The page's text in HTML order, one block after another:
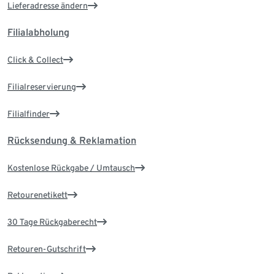
Lieferadresse ändern
Filialabholung
Click & Collect
Filialreservierung
Filialfinder
Rücksendung & Reklamation
Kostenlose Rückgabe / Umtausch
Retourenetikett
30 Tage Rückgaberecht
Retouren-Gutschrift